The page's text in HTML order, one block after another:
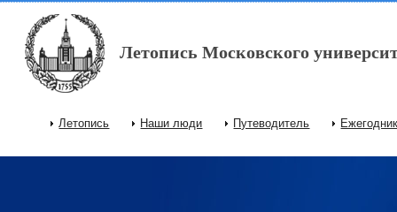
Перейти к основному содержанию
Летопись Московского
Главное меню
Летопись Наши люди Путеводитель